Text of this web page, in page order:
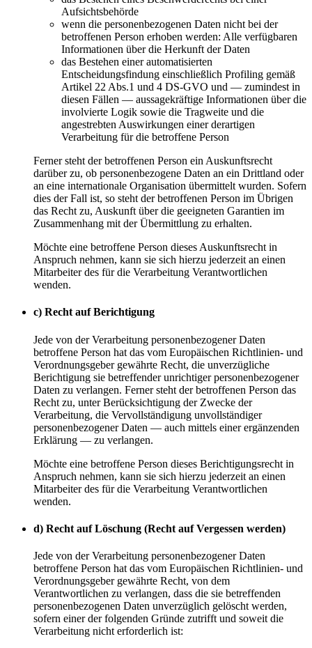
Aufsichtsbehörde
wenn die personenbezogenen Daten nicht bei der
betroffenen Person erhoben werden: Alle verfügbaren
Informationen über die Herkunft der Daten
das Bestehen einer automatisierten
Entscheidungsfindung einschließlich Profiling gemäß
Artikel 22 Abs.1 und 4 DS-GVO und — zumindest in
diesen Fällen — aussagekräftige Informationen über die
involvierte Logik sowie die Tragweite und die
angestrebten Auswirkungen einer derartigen
Verarbeitung für die betroffene Person
Ferner steht der betroffenen Person ein Auskunftsrecht
darüber zu, ob personenbezogene Daten an ein Drittland oder
an eine internationale Organisation übermittelt wurden. Sofern
dies der Fall ist, so steht der betroffenen Person im Übrigen
das Recht zu, Auskunft über die geeigneten Garantien im
Zusammenhang mit der Übermittlung zu erhalten.
Möchte eine betroffene Person dieses Auskunftsrecht in
Anspruch nehmen, kann sie sich hierzu jederzeit an einen
Mitarbeiter des für die Verarbeitung Verantwortlichen
wenden.
c) Recht auf Berichtigung
Jede von der Verarbeitung personenbezogener Daten
betroffene Person hat das vom Europäischen Richtlinien- und
Verordnungsgeber gewährte Recht, die unverzügliche
Berichtigung sie betreffender unrichtiger personenbezogener
Daten zu verlangen. Ferner steht der betroffenen Person das
Recht zu, unter Berücksichtigung der Zwecke der
Verarbeitung, die Vervollständigung unvollständiger
personenbezogener Daten — auch mittels einer ergänzenden
Erklärung — zu verlangen.
Möchte eine betroffene Person dieses Berichtigungsrecht in
Anspruch nehmen, kann sie sich hierzu jederzeit an einen
Mitarbeiter des für die Verarbeitung Verantwortlichen
wenden.
d) Recht auf Löschung (Recht auf Vergessen werden)
Jede von der Verarbeitung personenbezogener Daten
betroffene Person hat das vom Europäischen Richtlinien- und
Verordnungsgeber gewährte Recht, von dem
Verantwortlichen zu verlangen, dass die sie betreffenden
personenbezogenen Daten unverzüglich gelöscht werden,
sofern einer der folgenden Gründe zutrifft und soweit die
Verarbeitung nicht erforderlich ist: